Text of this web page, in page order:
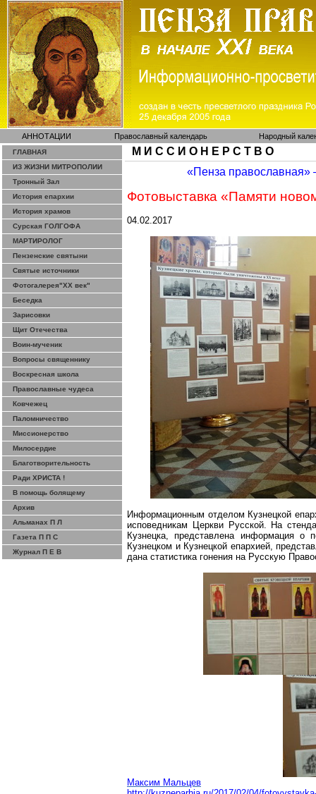
АННОТАЦИИ Православный календарь Народный
ГЛАВНАЯ
ИЗ ЖИЗНИ МИТРОПОЛИИ
Тронный Зал
История епархии
История храмов
Сурская ГОЛГОФА
МАРТИРОЛОГ
Пензенские святыни
Святые источники
Фотогалерея"ХХ век"
Беседка
Зарисовки
Щит Отечества
Воин-мученик
Вопросы священнику
Воскресная школа
Православные чудеса
Ковчежец
Паломничество
Миссионерство
Милосердие
Благотворительность
Ради ХРИСТА !
В помощь болящему
Архив
Альманах П Л
Газета П П С
Журнал П Е В
М И С С И О Н Е Р С Т В О
«Пенза православная»
Фотовыставка «Памяти
04.02.2017
Информационным отделом Кузнецкой
исповедникам Церкви Русской. На
Кузнецка, представлена информация о
Кузнецком и Кузнецкой епархией,
дана статистика гонения на Русскую
Максим Мальцев